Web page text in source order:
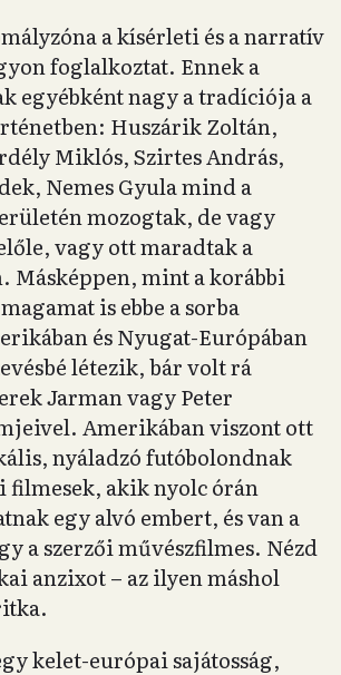
a kísérleti és a narratív
foglalkoztat. Ennek a
egyébként nagy a tradíciója a
Huszárik Zoltán,
Miklós, Szirtes András,
Nemes Gyula mind a
mozogtak, de vagy
vagy ott maradtak a
Másképpen, mint a korábbi
is ebbe a sorba
és Nyugat-Európában
létezik, bár volt rá
Jarman vagy Peter
Amerikában viszont ott
nyáladzó futóbolondnak
filmesek, akik nyolc órán
egy alvó embert, és van a
a szerzői művészfilmes. Nézd
anzixot – az ilyen máshol
kelet-európai sajátosság,